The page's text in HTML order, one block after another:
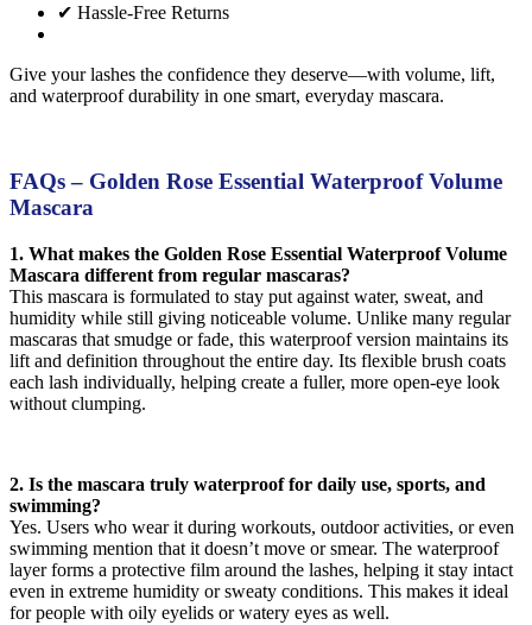
✔ Hassle-Free Returns
Give your lashes the confidence they deserve—with volume, lift,
and waterproof durability in one smart, everyday mascara.
FAQs – Golden Rose Essential Waterproof Volume
Mascara
1. What makes the Golden Rose Essential Waterproof Volume
Mascara different from regular mascaras?
This mascara is formulated to stay put against water, sweat, and
humidity while still giving noticeable volume. Unlike many regular
mascaras that smudge or fade, this waterproof version maintains its
lift and definition throughout the entire day. Its flexible brush coats
each lash individually, helping create a fuller, more open-eye look
without clumping.
2. Is the mascara truly waterproof for daily use, sports, and
swimming?
Yes. Users who wear it during workouts, outdoor activities, or even
swimming mention that it doesn’t move or smear. The waterproof
layer forms a protective film around the lashes, helping it stay intact
even in extreme humidity or sweaty conditions. This makes it ideal
for people with oily eyelids or watery eyes as well.